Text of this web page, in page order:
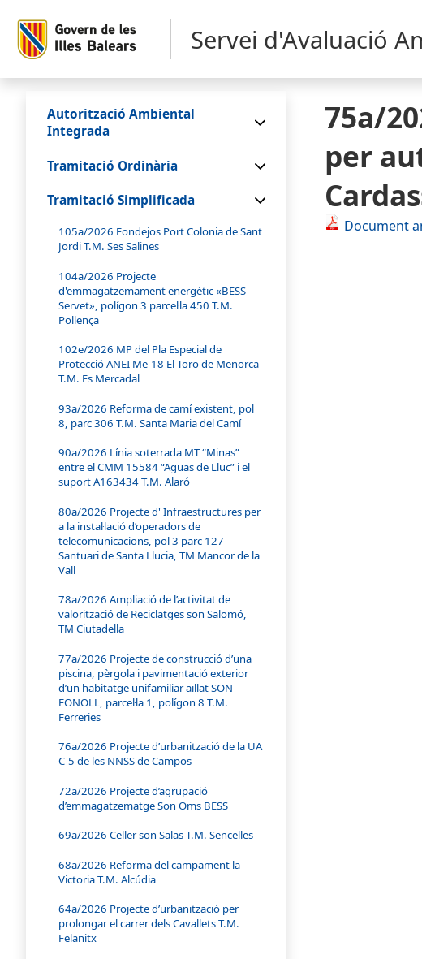
Servei d'Avaluació
Autorització Ambiental
Integrada
Tramitació Ordinària
Tramitació Simplificada
105a/2026 Fondejos Port Colonia de Sant
Jordi T.M. Ses Salines
104a/2026 Projecte
d'emmagatzemament energètic «BESS
Servet», polígon 3 parcel·la 450 T.M.
Pollença
102e/2026 MP del Pla Especial de
Protecció ANEI Me-18 El Toro de Menorca
T.M. Es Mercadal
93a/2026 Reforma de camí existent, pol
8, parc 306 T.M. Santa Maria del Camí
90a/2026 Línia soterrada MT “Minas”
entre el CMM 15584 “Aguas de Lluc” i el
suport A163434 T.M. Alaró
80a/2026 Projecte d' Infraestructures per
a la instal·lació d’operadors de
telecomunicacions, pol 3 parc 127
Santuari de Santa Llucia, TM Mancor de la
Vall
78a/2026 Ampliació de l’activitat de
valorització de Reciclatges son Salomó,
TM Ciutadella
77a/2026 Projecte de construcció d’una
piscina, pèrgola i pavimentació exterior
d’un habitatge unifamiliar aïllat SON
FONOLL, parcel·la 1, polígon 8 T.M.
Ferreries
76a/2026 Projecte d’urbanització de la UA
C-5 de les NNSS de Campos
72a/2026 Projecte d’agrupació
d’emmagatzematge Son Oms BESS
69a/2026 Celler son Salas T.M. Sencelles
68a/2026 Reforma del campament la
Victoria T.M. Alcúdia
64a/2026 Projecte d’urbanització per
prolongar el carrer dels Cavallets T.M.
Felanitx
75a/
per
Document